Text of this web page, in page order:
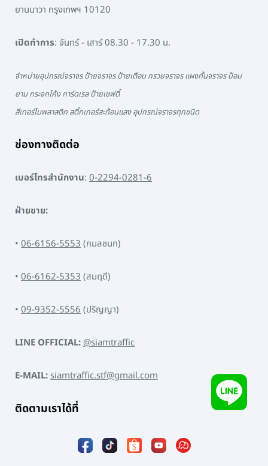
ยานนาวา กรุงเทพฯ 10120
เปิดทำการ: จันทร์ - เสาร์ 08.30 - 17.30 น.
จำหน่ายอุปกรณ์จราจร ป้ายจราจร ป้ายเตือน กรวยจราจร แผงกั้นจราจร ป้อม
ยาม กระจกโค้ง การ์ดเรล ป้ายเซฟตี้
สีเทอร์โมพลาสติก สติ๊กเกอร์สะท้อนแสง อุปกรณ์จราจรทุกชนิด
ช่องทางติดต่อ
เบอร์โทรสำนักงาน: 0-2294-0281-6
ฝ่ายขาย:
• 06-6156-5553(กมลชนก)
• 06-6162-5353(สมฤดี)
• 09-9352-5556(ปริญญา)
LINE OFFICIAL:@siamtraffic
E-MAIL:siamtraffic.stf@gmail.com
ติดตามเราได้ที่